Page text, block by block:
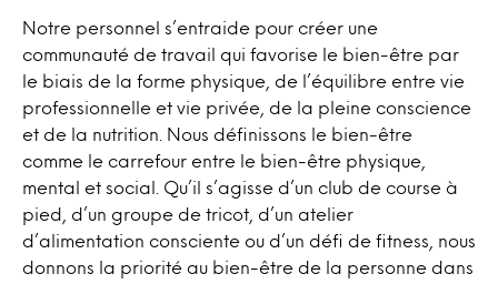
Notre personnel s’entraide pour créer une
communauté de travail qui favorise le bien-être par
le biais de la forme physique, de l’équilibre entre vie
professionnelle et vie privée, de la pleine conscience
et de la nutrition. Nous définissons le bien-être
comme le carrefour entre le bien-être physique,
mental et social. Qu’il s’agisse d’un club de course à
pied, d’un groupe de tricot, d’un atelier
d’alimentation consciente ou d’un défi de fitness, nous
donnons la priorité au bien-être de la personne dans